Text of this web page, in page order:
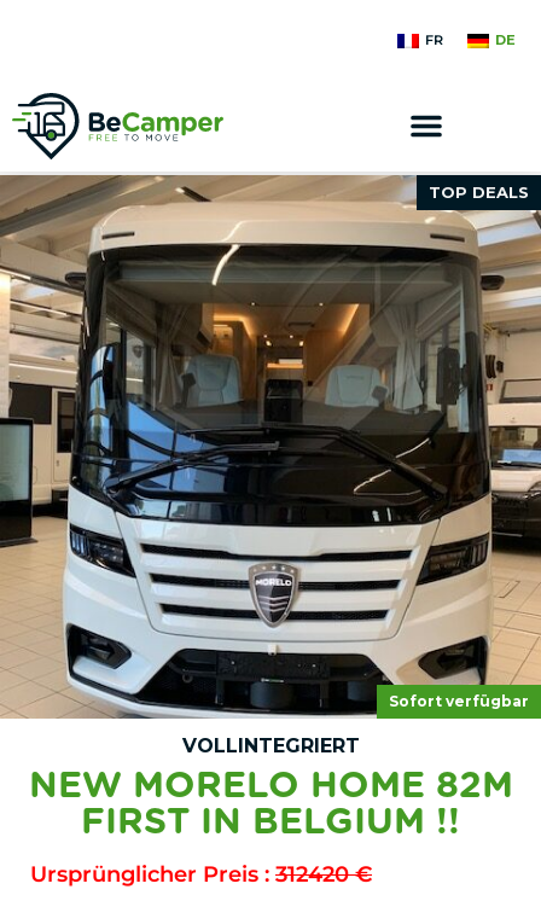
FR DE
TOP DEALS
Sofort verfügbar
VOLLINTEGRIERT
NEW MORELO HOME 82M
FIRST IN BELGIUM !!
Ursprünglicher Preis : 312420 €